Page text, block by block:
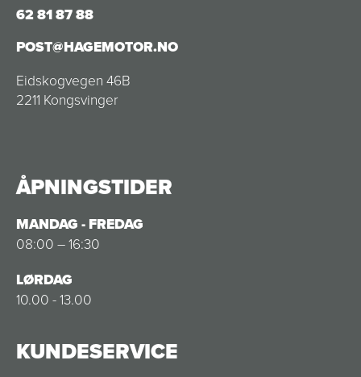
62 81 87 88
POST@HAGEMOTOR.NO
Eidskogvegen 46B
2211 Kongsvinger
ÅPNINGSTIDER
MANDAG - FREDAG
08:00 – 16:30
LØRDAG
10.00 - 13.00
KUNDESERVICE